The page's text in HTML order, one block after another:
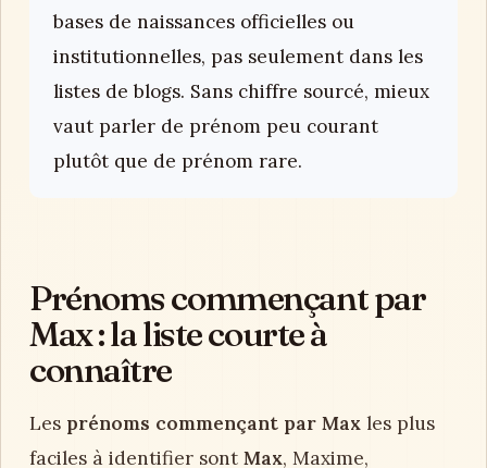
bases de naissances officielles ou
institutionnelles, pas seulement dans les
listes de blogs. Sans chiffre sourcé, mieux
vaut parler de prénom peu courant
plutôt que de prénom rare.
Prénoms commençant par
Max : la liste courte à
connaître
Les prénoms commençant par Max les plus
faciles à identifier sont Max, Maxime,